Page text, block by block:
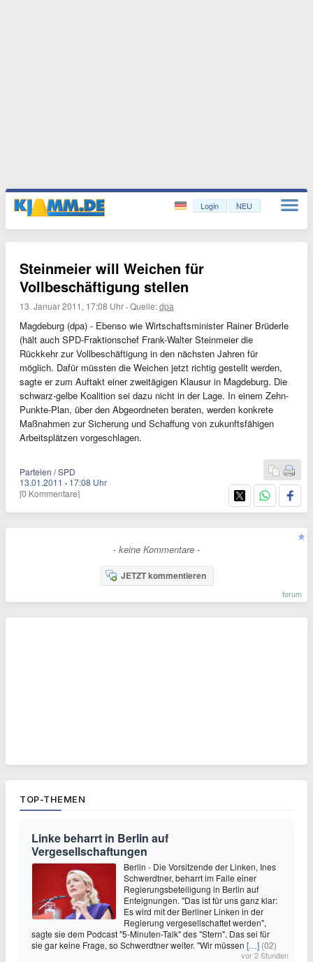
Login NEU
Steinmeier will Weichen für
Vollbeschäftigung stellen
13. Januar 2011, 17:08 Uhr ·Quelle:dpa
Magdeburg (dpa) - Ebenso wie Wirtschaftsminister Rainer Brüderle
(hält auch SPD-Fraktionschef Frank-Walter Steinmeier die
Rückkehr zur Vollbeschäftigung in den nächsten Jahren für
möglich. Dafür müssten die Weichen jetzt richtig gestellt werden,
sagte er zum Auftakt einer zweitägigen Klausur in Magdeburg. Die
schwarz-gelbe Koalition sei dazu nicht in der Lage. In einem Zehn-
Punkte-Plan, über den Abgeordneten beraten, werden konkrete
Maßnahmen zur Sicherung und Schaffung von zukunftsfähigen
Arbeitsplätzen vorgeschlagen.
Parteien / SPD
13.01.2011 · 17:08 Uhr
[0 Kommentare]
- keine Kommentare -
JETZT kommentieren
forum
TOP-THEMEN
Linke beharrt in Berlin auf
Vergesellschaftungen
Berlin - Die Vorsitzende der Linken, Ines
Schwerdtner, beharrt im Falle einer
Regierungsbeteiligung in Berlin auf
Enteignungen. "Das ist für uns ganz klar:
Es wird mit der Berliner Linken in der
Regierung vergesellschaftet werden",
sagte sie dem Podcast "5-Minuten-Talk" des "Stern". Das sei für
sie gar keine Frage, so Schwerdtner weiter. "Wir müssen […] (02)
vor 2 Stunden